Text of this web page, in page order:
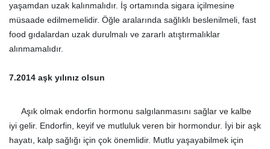
yaşamdan uzak kalınmalıdır. İş ortamında sigara içilmesine
müsaade edilmemelidir. Öğle aralarında sağlıklı beslenilmeli, fast
food gıdalardan uzak durulmalı ve zararlı atıştırmalıklar
alınmamalıdır.
7.2014 aşk yılınız olsun
Aşık olmak endorfin hormonu salgılanmasını sağlar ve kalbe
iyi gelir. Endorfin, keyif ve mutluluk veren bir hormondur. İyi bir aşk
hayatı, kalp sağlığı için çok önemlidir. Mutlu yaşayabilmek için